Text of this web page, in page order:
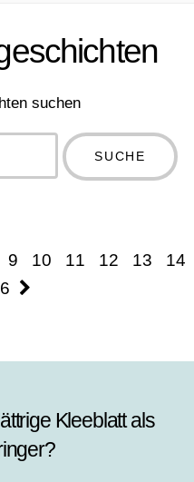
suchen
Type 2 or
9 10 11 12 13
14
Kleeblatt als